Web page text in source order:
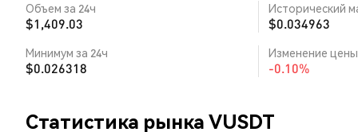
Объем за 24ч
$1,409.03
Исторический
$0.034963
Минимум за 24ч
$0.026318
Изменение цены
-0.10%
Статистика рынка VUSDT